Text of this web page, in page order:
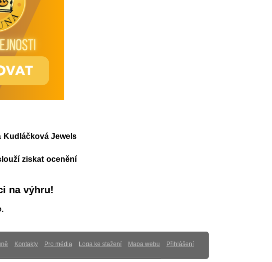
Kudláčková Jewels
ziskat ocenění
na výhru!
Kontakty Pro média Loga ke stažení Mapa webu Přihlášení